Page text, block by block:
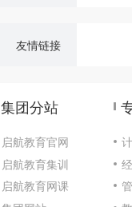
友情链接
集团分站
启航教育官网
启航教育集训
启航教育网课